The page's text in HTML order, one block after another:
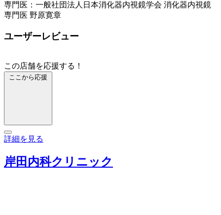
専門医：一般社団法人日本消化器内視鏡学会 消化器内視鏡
専門医 野原寛章
ユーザーレビュー
この店舗を応援する！
ここから応援
詳細を見る
岸田内科クリニック